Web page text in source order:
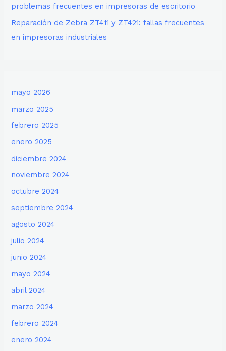
problemas frecuentes en impresoras de escritorio
Reparación de Zebra ZT411 y ZT421: fallas frecuentes
en impresoras industriales
mayo 2026
marzo 2025
febrero 2025
enero 2025
diciembre 2024
noviembre 2024
octubre 2024
septiembre 2024
agosto 2024
julio 2024
junio 2024
mayo 2024
abril 2024
marzo 2024
febrero 2024
enero 2024